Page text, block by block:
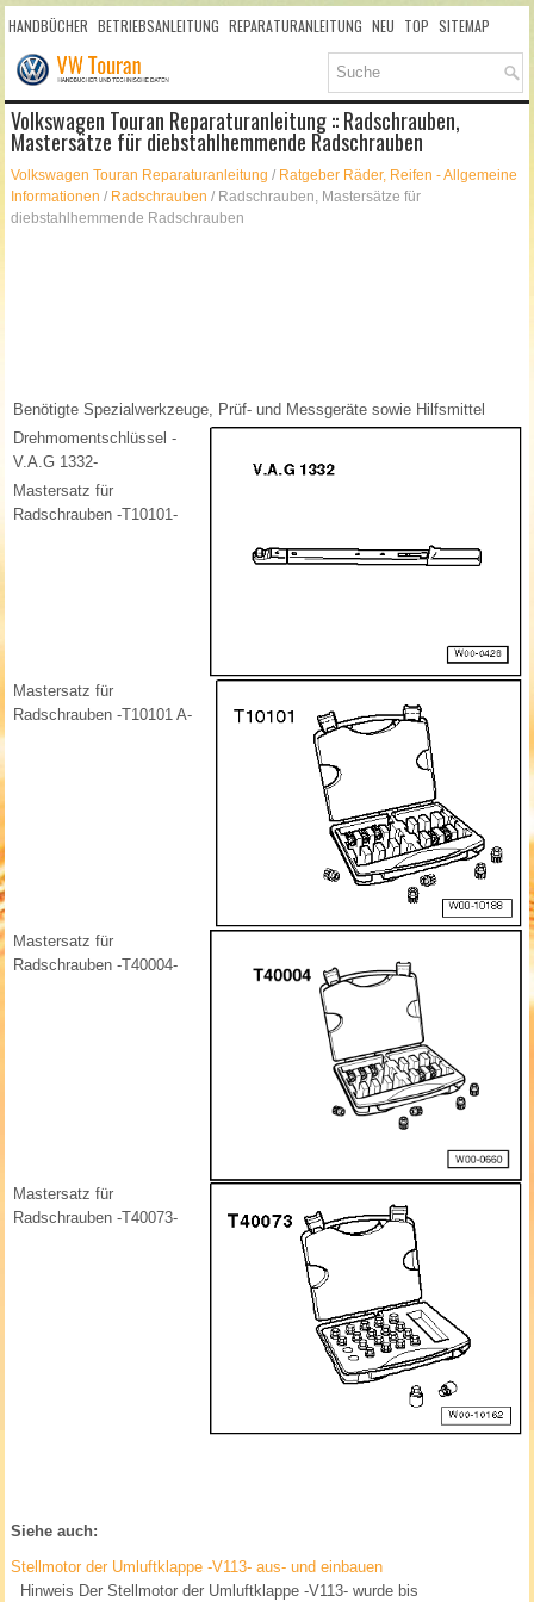
HANDBÜCHER BETRIEBSANLEITUNG REPARATURANLEITUNG NEU TOP SITEMAP
SUCHLAUF
Volkswagen Touran Reparaturanleitung :: Radschrauben,
Mastersätze für diebstahlhemmende Radschrauben
Volkswagen Touran Reparaturanleitung / Ratgeber Räder, Reifen - Allgemeine
Informationen / Radschrauben / Radschrauben, Mastersätze für
diebstahlhemmende Radschrauben
Benötigte Spezialwerkzeuge, Prüf- und Messgeräte sowie Hilfsmittel
Drehmomentschlüssel -
V.A.G 1332-
Mastersatz für
Radschrauben -T10101-
Mastersatz für
Radschrauben -T10101 A-
Mastersatz für
Radschrauben -T40004-
Mastersatz für
Radschrauben -T40073-
Siehe auch:
Stellmotor der Umluftklappe -V113- aus- und einbauen
Hinweis Der Stellmotor der Umluftklappe -V113- wurde bis